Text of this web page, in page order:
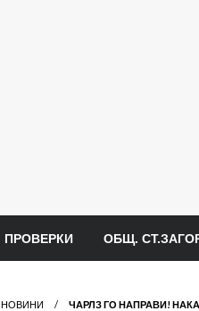
ПРОВЕРКИ ОБЩ.
НОВИНИ ЧАРЛЗ ГО НАПРАВИ!